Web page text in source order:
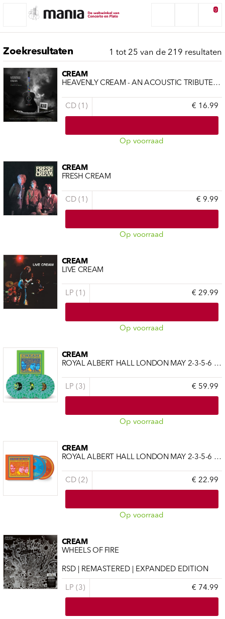
0
Zoekresultaten 1 tot 25 van de 219 resultaten
CREAM
HEAVENLY CREAM - AN ACOUSTIC TRIBUTE TO CREAM
CD (1) € 16.99
Op voorraad
CREAM
FRESH CREAM
CD (1) € 9.99
Op voorraad
CREAM
LIVE CREAM
LP (1) € 29.99
Op voorraad
CREAM
ROYAL ALBERT HALL LONDON MAY 2-3-5-6 2005 (LIVE)
LP (3) € 59.99
Op voorraad
CREAM
ROYAL ALBERT HALL LONDON MAY 2-3-5-6 2005 (LIVE)
CD (2) € 22.99
Op voorraad
CREAM
WHEELS OF FIRE
RSD | REMASTERED | EXPANDED EDITION
LP (3) € 74.99